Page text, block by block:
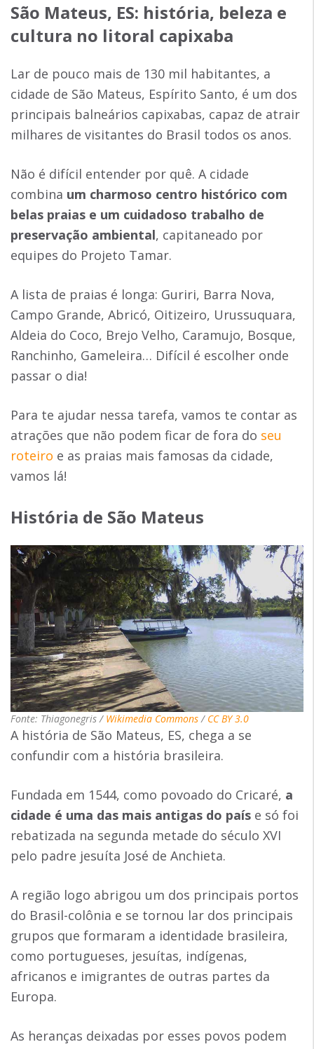
São Mateus, ES: história, beleza e
cultura no litoral capixaba
Lar de pouco mais de 130 mil habitantes, a
cidade de São Mateus, Espírito Santo, é um dos
principais balneários capixabas, capaz de atrair
milhares de visitantes do Brasil todos os anos.
Não é difícil entender por quê. A cidade
combina um charmoso centro histórico com
belas praias e um cuidadoso trabalho de
preservação ambiental, capitaneado por
equipes do Projeto Tamar.
A lista de praias é longa: Guriri, Barra Nova,
Campo Grande, Abricó, Oitizeiro, Urussuquara,
Aldeia do Coco, Brejo Velho, Caramujo, Bosque,
Ranchinho, Gameleira… Difícil é escolher onde
passar o dia!
Para te ajudar nessa tarefa, vamos te contar as
atrações que não podem ficar de fora do seu
roteiro e as praias mais famosas da cidade,
vamos lá!
História de São Mateus
Fonte: Thiagonegris / Wikimedia Commons/ CC BY 3.0
A história de São Mateus, ES, chega a se
confundir com a história brasileira.
Fundada em 1544, como povoado do Cricaré, a
cidade é uma das mais antigas do país e só foi
rebatizada na segunda metade do século XVI
pelo padre jesuíta José de Anchieta.
A região logo abrigou um dos principais portos
do Brasil-colônia e se tornou lar dos principais
grupos que formaram a identidade brasileira,
como portugueses, jesuítas, indígenas,
africanos e imigrantes de outras partes da
Europa.
As heranças deixadas por esses povos podem